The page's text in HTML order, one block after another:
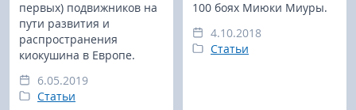
первых) подвижников на
пути развития и
распространения
киокушина в Европе.
6.05.2019
Статьи
100 боях Миюки Миуры.
4.10.2018
Статьи